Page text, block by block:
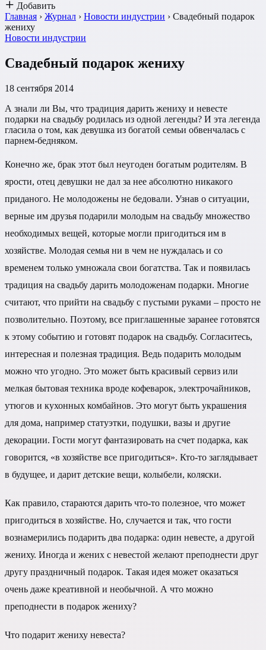
Добавить
Главная › Журнал › Новости индустрии › Свадебный подарок
жениху
Новости индустрии
Свадебный подарок жениху
18 сентября 2014
А знали ли Вы, что традиция дарить жениху и невесте
подарки на свадьбу родилась из одной легенды? И эта легенда
гласила о том, как девушка из богатой семьи обвенчалась с
парнем-бедняком.
Конечно же, брак этот был неугоден богатым родителям. В
ярости, отец девушки не дал за нее абсолютно никакого
приданого. Не молодожены не бедовали. Узнав о ситуации,
верные им друзья подарили молодым на свадьбу множество
необходимых вещей, которые могли пригодиться им в
хозяйстве. Молодая семья ни в чем не нуждалась и со
временем только умножала свои богатства. Так и появилась
традиция на свадьбу дарить молодоженам подарки. Многие
считают, что прийти на свадьбу с пустыми руками – просто не
позволительно. Поэтому, все приглашенные заранее готовятся
к этому событию и готовят подарок на свадьбу. Согласитесь,
интересная и полезная традиция. Ведь подарить молодым
можно что угодно. Это может быть красивый сервиз или
мелкая бытовая техника вроде кофеварок, электрочайников,
утюгов и кухонных комбайнов. Это могут быть украшения
для дома, например статуэтки, подушки, вазы и другие
декорации. Гости могут фантазировать на счет подарка, как
говорится, «в хозяйстве все пригодиться». Кто-то заглядывает
в будущее, и дарит детские вещи, колыбели, коляски.
Как правило, стараются дарить что-то полезное, что может
пригодиться в хозяйстве. Но, случается и так, что гости
вознамерились подарить два подарка: один невесте, а другой
жениху. Иногда и жених с невестой желают преподнести друг
другу праздничный подарок. Такая идея может оказаться
очень даже креативной и необычной. А что можно
преподнести в подарок жениху?
Что подарит жениху невеста?